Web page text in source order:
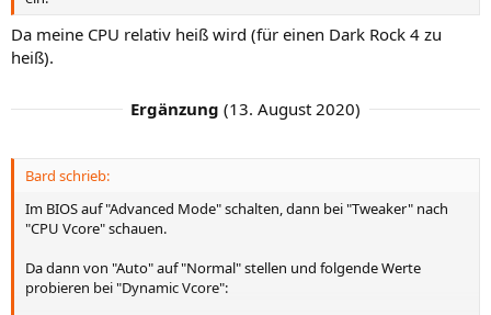
Da meine CPU relativ heiß wird (für einen Dark Rock 4 zu
heiß).
Ergänzung (13. August 2020)
Bard schrieb:
Im BIOS auf "Advanced Mode" schalten, dann bei "Tweaker" nach
"CPU Vcore" schauen.
Da dann von "Auto" auf "Normal" stellen und folgende Werte
probieren bei "Dynamic Vcore":